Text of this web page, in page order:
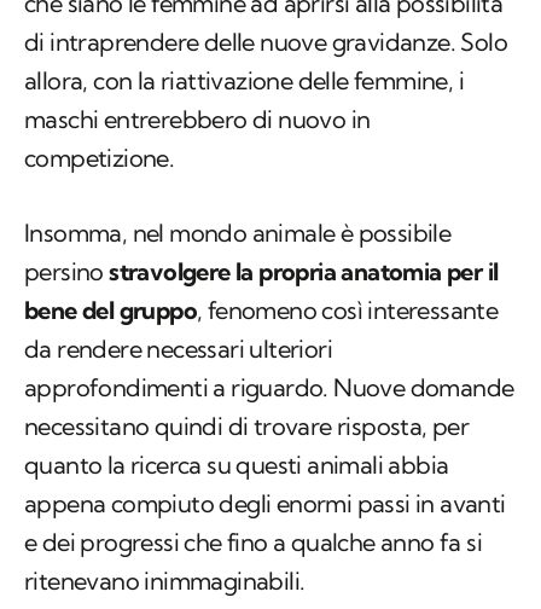
di intraprendere delle nuove gravidanze. Solo
allora, con la riattivazione delle femmine, i
maschi entrerebbero di nuovo in
competizione.
Insomma, nel mondo animale è possibile
persinostravolgere la propria anatomia per il
bene del gruppo, fenomeno così interessante
da rendere necessari ulteriori
approfondimenti a riguardo. Nuove domande
necessitano quindi di trovare risposta, per
quanto la ricerca su questi animali abbia
appena compiuto degli enormi passi in avanti
e dei progressi che fino a qualche anno fa si
ritenevano inimmaginabili.